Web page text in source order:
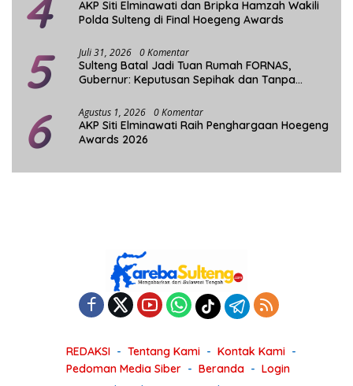
AKP Siti Elminawati dan Bripka Hamzah Wakili
Polda Sulteng di Final Hoegeng Awards
5 Juli 31, 2026 0 Komentar
Sulteng Batal Jadi Tuan Rumah FORNAS,
Gubernur: Keputusan Sepihak dan Tanpa
6 Agustus 1, 2026 0 Komentar
AKP Siti Elminawati Raih Penghargaan Hoegeng
Awards 2026
REDAKSI Tentang Kami
Kontak Kami
Pedoman Media Siber
Beranda
Login